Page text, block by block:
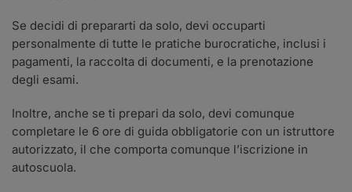
Se decidi di prepararti da solo, devi occuparti
personalmente di tutte le pratiche burocratiche, inclusi i
pagamenti, la raccolta di documenti, e la prenotazione
degli esami.
Inoltre, anche se ti prepari da solo, devi comunque
completare le 6 ore di guida obbligatorie con un istruttore
autorizzato, il che comporta comunque l’iscrizione in
autoscuola.